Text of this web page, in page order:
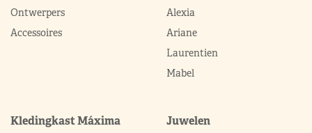
Ontwerpers
Accessoires
Alexia
Ariane
Laurentien
Mabel
Kledingkast Máxima Juwelen